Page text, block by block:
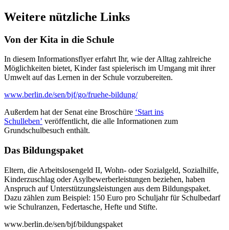
Weitere nützliche Links
Von der Kita in die Schule
In diesem Informationsflyer erfahrt Ihr, wie der Alltag zahlreiche
Möglichkei­ten bietet, Kinder fast spielerisch im Um­gang mit ihrer
Umwelt auf das Lernen in der Schule vorzubereiten.
www.berlin.de/sen/bjf/go/fruehe-bildung/
Außerdem hat der Senat eine Broschüre ‘Start ins
Schulleben’ veröffentlicht, die alle Informationen zum
Grundschulbesuch enthält.
Das Bildungspaket
Eltern, die Arbeitslosengeld II, Wohn- oder Sozialgeld, Sozialhilfe,
Kinderzuschlag oder Asylbewerberleistungen beziehen, haben
Anspruch auf Unterstützungsleistungen aus dem Bildungspaket.
Dazu zählen zum Beispiel: 150 Euro pro Schuljahr für Schulbedarf
wie Schulranzen, Federtasche, Hefte und Stifte.
www.berlin.de/sen/bjf/bildungspaket